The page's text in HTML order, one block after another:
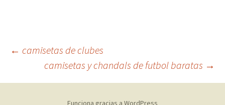
Navegación
de
← camisetas de clubes
camisetas y chandals de futbol baratas →
Funciona gracias a WordPress